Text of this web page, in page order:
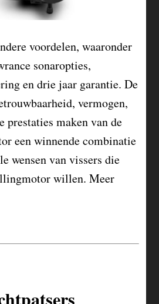
voordelen, waaronder
sonaropties,
en drie jaar garantie. De
vermogen,
maken van de
een winnende combinatie
wensen van vissers die
willen. Meer